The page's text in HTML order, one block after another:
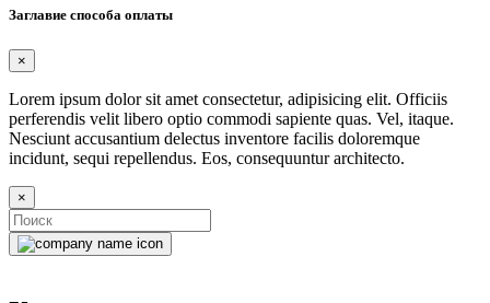
Заглавие способа оплаты
×
Lorem ipsum dolor sit amet consectetur, adipisicing elit. Officiis
perferendis velit libero optio commodi sapiente quas. Vel, itaque.
Nesciunt accusantium delectus inventore facilis doloremque
incidunt, sequi repellendus. Eos, consequuntur architecto.
×